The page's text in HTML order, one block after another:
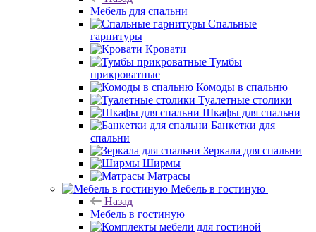
Мебель для спальни
Спальные
гарнитуры
Кровати
Тумбы
прикроватные
Комоды в спальню
Туалетные столики
Шкафы для спальни
Банкетки для
спальни
Зеркала для спальни
Ширмы
Матрасы
Мебель в гостиную
Назад
Мебель в гостиную